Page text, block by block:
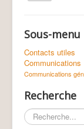
Présentation
Collège
Statuts
Le conseil
Sous-menu
Contacts utiles
Communications
Communications
Recherche